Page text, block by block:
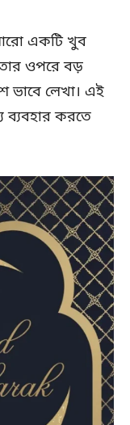
একটি খুব
ওপরে বড়
ভাবে লেখা। এই
ব্যবহার করতে